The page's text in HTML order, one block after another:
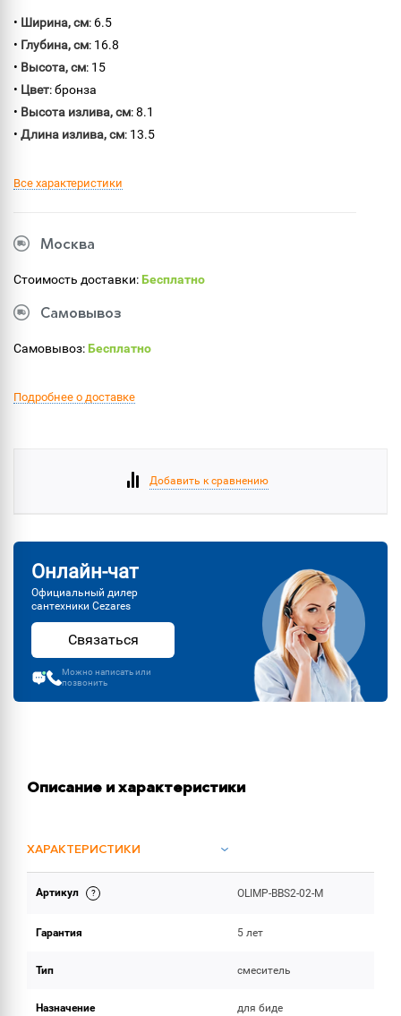
• Ширина, см: 6.5
• Глубина, см: 16.8
• Высота, см: 15
• Цвет: бронза
• Высота излива, см: 8.1
• Длина излива, см: 13.5
Все характеристики
Москва
Стоимость доставки:Бесплатно
Самовывоз
Самовывоз:Бесплатно
Подробнее о доставке
Добавить к сравнению
Онлайн-чат
Официальный дилер
сантехники Cezares
Связаться
Можно написать или
позвонить
Описание и характеристики
ХАРАКТЕРИСТИКИ
ОБЪЕМ ПОСТАВКИ
Артикул OLIMP-BBS2-02-M
Гарантия 5 лет
Тип смеситель
Назначение для биде